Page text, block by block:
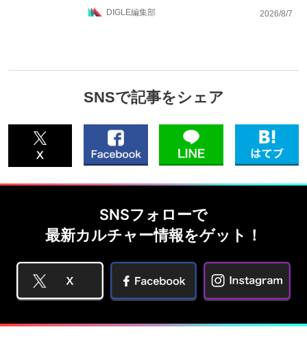
DIGLE編集部 2026/8/7
SNSで記事をシェア
SNSフォローで
最新カルチャー情報をゲット！